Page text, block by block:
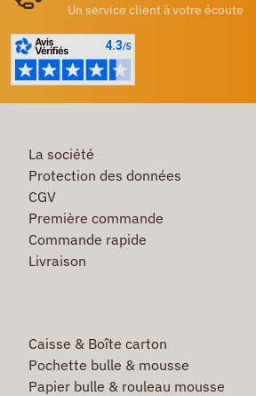
Un service client à votre écoute
La société
Protection des données
CGV
Première commande
Commande rapide
Livraison
Caisse & Boîte carton
Pochette bulle & mousse
Papier bulle & rouleau mousse